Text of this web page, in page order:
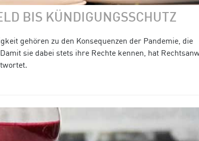
BIS KÜNDIGUNGSSCHUTZ
gehören zu den Konsequenzen der Pandemie, die
sie dabei stets ihre Rechte kennen, hat